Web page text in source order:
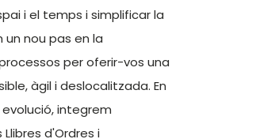
i el temps i simplificar la
un nou pas en la
per oferir-vos una
àgil i deslocalitzada. En
integrem
d'Ordres i